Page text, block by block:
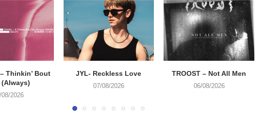
Thinkin’ Bout
(Always)
08/2026
JYL- Reckless Love
07/08/2026
TROOST – Not All Men
06/08/2026